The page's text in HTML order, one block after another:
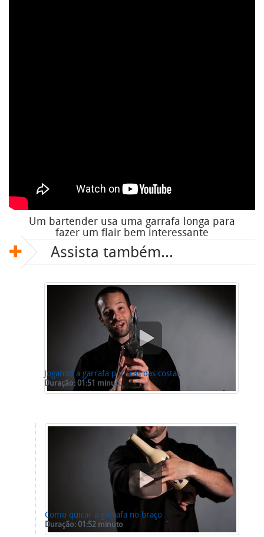
Um bartender usa uma garrafa longa para
fazer um flair bem interessante
Assista também...
Jogando a garrafa por trás das costas
Duração: 01:51 minuto
Como quicar a garrafa no braço
Duração: 01:52 minuto